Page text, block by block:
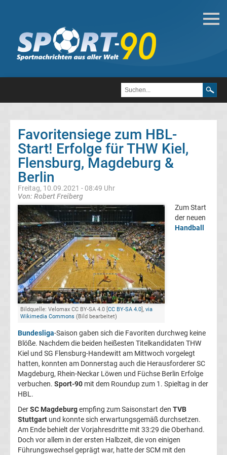
Handball
Handball
international
Handball
Bundesliga
Alle
deutschen
Handballmeister
Top-
Aktuell
Bundesliga
Tabelle
Bundesliga
Ergebnisse
2.
Liga
Ergebnisse
Favoritensiege zum HBL-
Start! Erfolge für THW Kiel,
Flensburg, Magdeburg &
Berlin
Freitag, 10.09.2021 - 08:49 Uhr
Von: Robert Freiberg
Bildquelle: Velomax CC BY-SA 4.0 [CC BY-SA 4.0], via
Wikimedia Commons (Bild bearbeitet)
Zum Start
der neuen
Handball
Bundesliga-Saison gaben sich die Favoriten durchweg keine
Blöße. Nachdem die beiden heißesten Titelkandidaten THW
Kiel und SG Flensburg-Handewitt am Mittwoch vorgelegt
hatten, konnten am Donnerstag auch die Herausforderer SC
Magdeburg, Rhein-Neckar Löwen und Füchse Berlin Erfolge
verbuchen. Sport-90 mit dem Roundup zum 1. Spieltag in der
HBL.
DerSC Magdeburgempfing zum Saisonstart den TVB
Stuttgart und konnte sich erwartungsgemäß durchsetzen.
Am Ende behielt der Vorjahresdritte mit 33:29 die Oberhand.
Doch vor allem in der ersten Halbzeit, die von einigen
Führungswechsel geprägt war, hatte der SCM mit den